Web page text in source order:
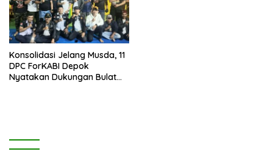
Konsolidasi Jelang Musda, 11
DPC ForKABI Depok
Nyatakan Dukungan Bulat